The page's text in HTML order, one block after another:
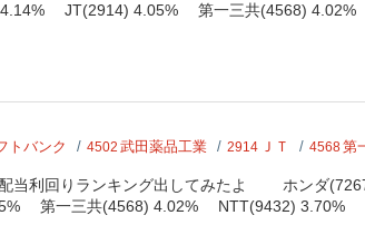
JT(2914) 4.05% 第一三共(4568)
トバンク 4502 武田薬品工業 2914 ＪＴ 4568第
配当利回りランキング出してみたよ ホンダ
第一三共(4568) 4.02% NTT(9432) 3.70%